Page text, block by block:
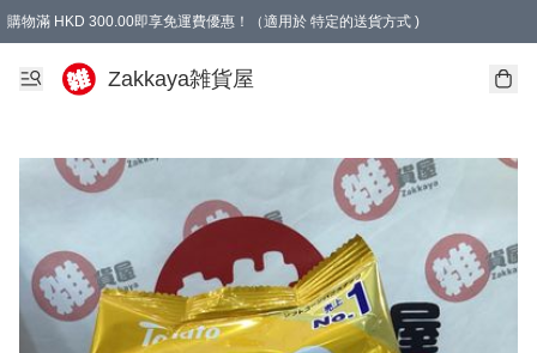
購物滿 HKD 300.00即享免運費優惠！（適用於 特定的送貨方式 )
Zakkaya雑貨屋